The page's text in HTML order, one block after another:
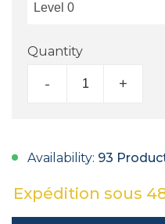
Quantity
- +
Availability: 93
Expédition sous